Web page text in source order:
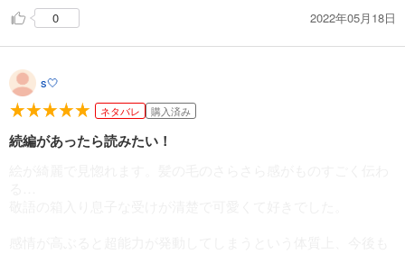
0
2022年05月18日
s🤍
ネタバレ 購入済み
続編があったら読みたい！